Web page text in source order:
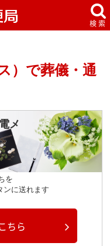
）で葬儀・通
メ
を
ンに送れます
ちら